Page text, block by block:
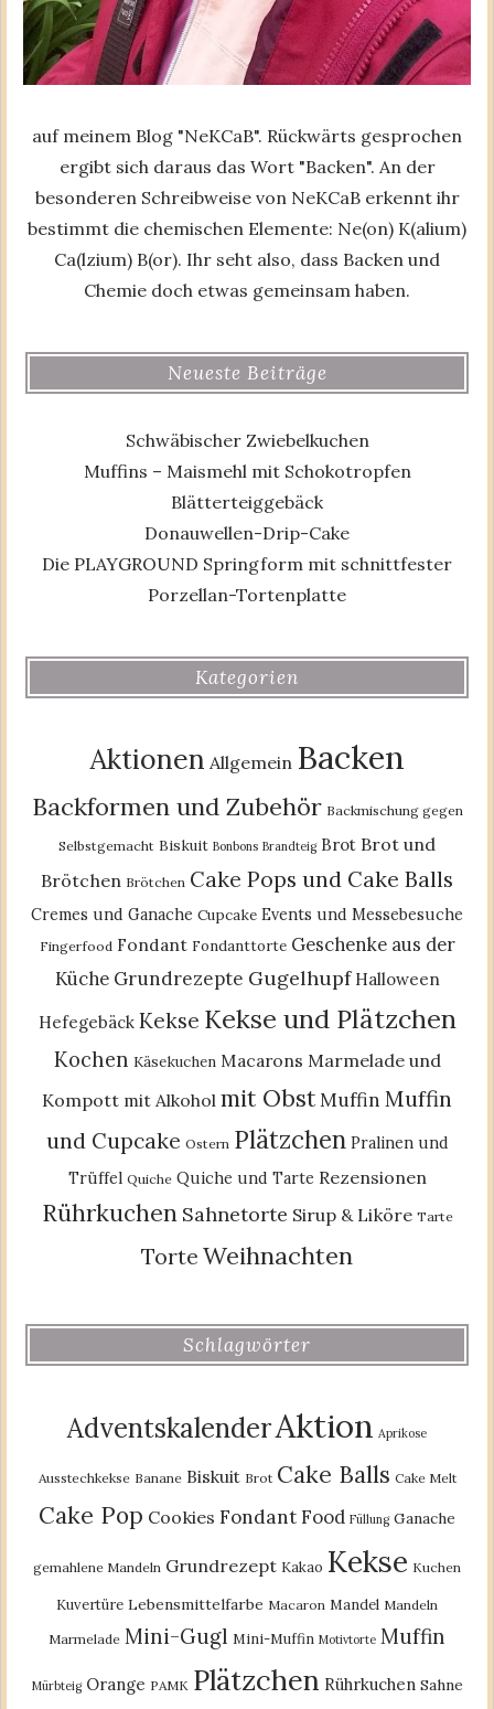
auf meinem Blog "NeKCaB". Rückwärts gesprochen
ergibt sich daraus das Wort "Backen". An der
besonderen Schreibweise von NeKCaB erkennt ihr
bestimmt die chemischen Elemente: Ne(on) K(alium)
Ca(lzium) B(or). Ihr seht also, dass Backen und
Chemie doch etwas gemeinsam haben.
Neueste Beiträge
Schwäbischer Zwiebelkuchen
Muffins – Maismehl mit Schokotropfen
Blätterteiggebäck
Donauwellen-Drip-Cake
Die PLAYGROUND Springform mit schnittfester
Porzellan-Tortenplatte
Kategorien
Aktionen Allgemein Backen
Backformen und Zubehör Backmischung gegen
Selbstgemacht Biskuit Bonbons Brandteig Brot Brot und
Brötchen Brötchen Cake Pops und Cake Balls
Cremes und Ganache Cupcake Events und Messebesuche
Fingerfood Fondant Fondanttorte Geschenke aus der
Küche Grundrezepte Gugelhupf Halloween
Hefegebäck Kekse Kekse und Plätzchen
Kochen Käsekuchen Macarons Marmelade und
Kompott mit Alkohol mit ObstMuffin Muffin
und Cupcake Ostern Plätzchen Pralinen und
Trüffel Quiche Quiche und Tarte Rezensionen
Rührkuchen Sahnetorte Sirup & Liköre Tarte
Torte Weihnachten
Schlagwörter
AdventskalenderAktion Aprikose
Ausstechkekse Banane Biskuit Brot Cake Balls Cake Melt
Cake Pop Cookies Fondant Food Füllung Ganache
gemahlene Mandeln Grundrezept Kakao Kekse Kuchen
Kuvertüre Lebensmittelfarbe Macaron Mandel Mandeln
Marmelade Mini-Gugl Mini-Muffin Motivtorte Muffin
Mürbteig Orange PAMK Plätzchen Rührkuchen Sahne